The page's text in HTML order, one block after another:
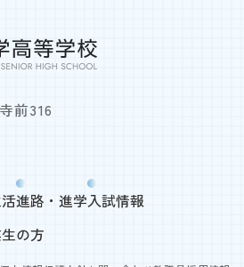
前316
進路・進学入試情報
の方